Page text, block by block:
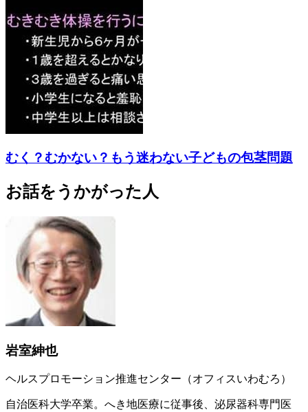
むく？むかない？もう迷わない子どもの包茎問題
お話をうかがった人
岩室紳也
ヘルスプロモーション推進センター（オフィスいわむろ）
自治医科大学卒業。へき地医療に従事後、泌尿器科専門医